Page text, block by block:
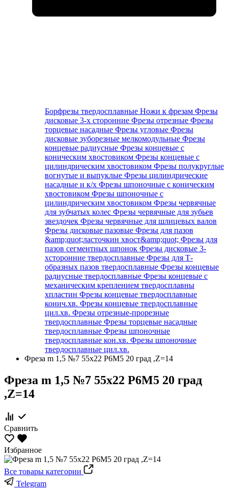
Борфрезы твердосплавные Ножи к фрезам Фрезы
дисковые 3-х сторонние Фрезы отрезные Фрезы
торцевые насадные Фрезы угловые Фрезы
дисковые зуборезные мелкомодульные Фрезы
концевые радиусные Фрезы концевые с
коническим хвостовиком Фрезы концевые с
цилиндрическим хвостовиком Фрезы полукруглые
вогнутые и выпуклые Фрезы цилиндрические
насадные и к/х Фрезы шпоночные с коническим
хвостовиком Фрезы шпоночные с
цилиндрическим хвостовиком Фрезы червячные
для зубчатых колес Фрезы червячные для зубьев
звездочек Фрезы червячные для шлицевых валов
Фрезы дисковые пазовые Фрезы для пазов
&amp;quot;ласточкин хвост&amp;quot; Фрезы для
пазов сегментных шпонок Фрезы дисковые 3-
хсторонние твердосплавные Фрезы для Т-
образных пазов твердосплавные Фрезы концевые
радиусные твердосплавные Фрезы концевые с
механическим креплением твердосплавны
хпластин Фрезы концевые твердосплавные
конич.хв. Фрезы концевые твердосплавные
цил.хв. Фрезы отрезные-прорезные
твердосплавные Фрезы торцевые насадные
твердосплавные Фрезы шпоночные
твердосплавные кон.хв. Фрезы шпоночные
твердосплавные цил.хв.
Фреза m 1,5 №7 55х22 Р6М5 20 град ,Z=14
Фреза m 1,5 №7 55х22 Р6М5 20 град
,Z=14
Сравнить
Избранное
Все товары категории
Telegram